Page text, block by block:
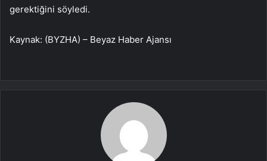
gerektiğini söyledi.
Kaynak: (BYZHA) – Beyaz Haber Ajansı